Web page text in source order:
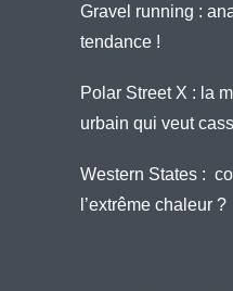
Gravel running :
tendance !
Polar Street X : la
urbain qui veut
Western States :
l’extrême chaleur ?